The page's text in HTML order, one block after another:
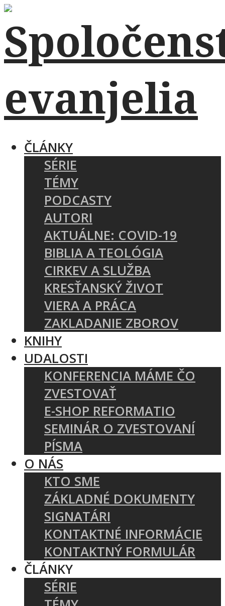
ČLÁNKY
SÉRIE
TÉMY
PODCASTY
AUTORI
AKTUÁLNE: COVID-19
BIBLIA A TEOLÓGIA
CIRKEV A SLUŽBA
KRESŤANSKÝ ŽIVOT
VIERA A PRÁCA
ZAKLADANIE ZBOROV
KNIHY
UDALOSTI
KONFERENCIA MÁME ČO
ZVESTOVAŤ
E-SHOP REFORMATIO
SEMINÁR O ZVESTOVANÍ
PÍSMA
O NÁS
KTO SME
ZÁKLADNÉ DOKUMENTY
SIGNATÁRI
KONTAKTNÉ INFORMÁCIE
KONTAKTNÝ FORMULÁR
ČLÁNKY
SÉRIE